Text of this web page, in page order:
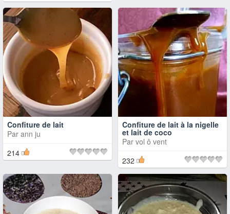
Confiture de lait
Par ann ju
214
Confiture de lait à la nigelle
et lait de coco
Par vol ô vent
232